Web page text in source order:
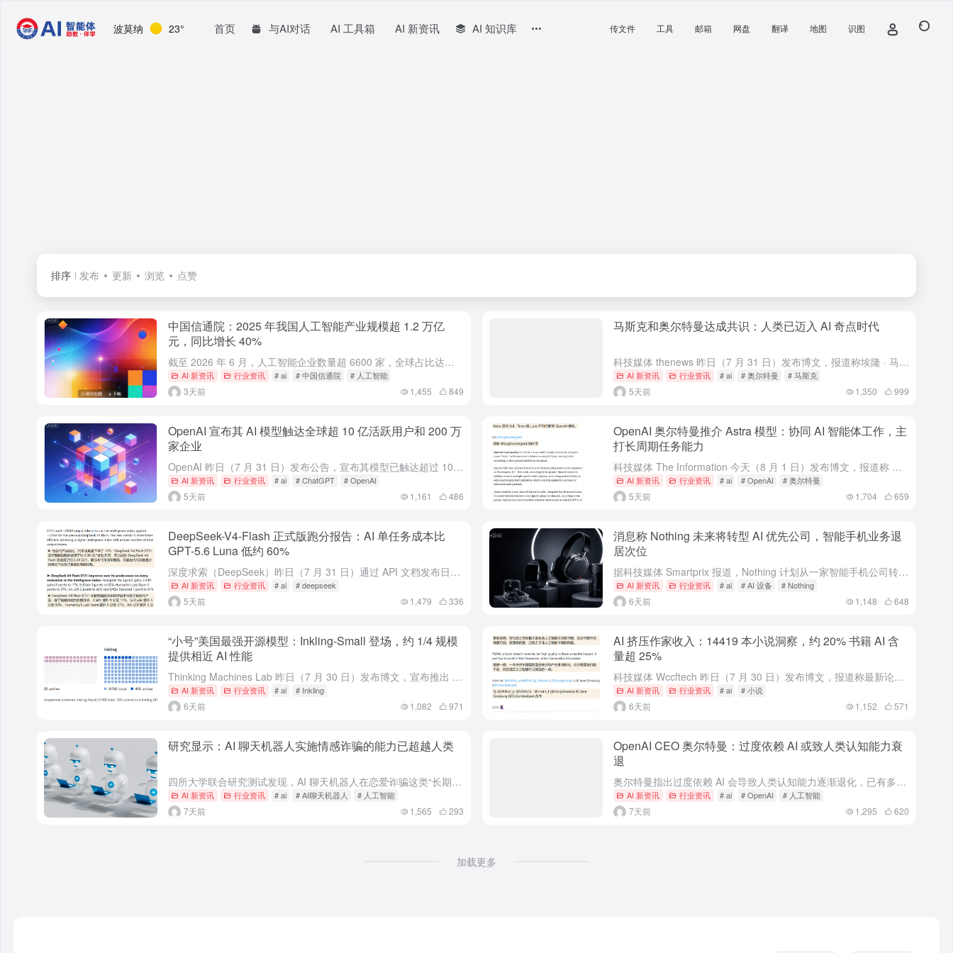
波莫纳 23° 首页 与AI对话 AI 工具箱 AI 新资讯 AI 知识库 传文件 工具 邮箱 网盘 翻译 地图 识图
ai
排序 发布 更新 浏览 点赞
中国信通院：2025 年我国人工智能产业规模超 1.2 万亿
元，同比增长 40%
截至 2026 年 6 月，人工智能企业数量超 6600 家，全球占比达到 15%，已形成覆盖基础底座、模型框架、行业应用的完整产业体系。
AI 新资讯 行业资讯 # ai # 中国信通院 # 人工智能
3天前 1,455 849
马斯克和奥尔特曼达成共识：人类已迈入 AI 奇点时代
科技媒体 thenews 昨日（7 月 31 日）发布博文，报道称埃隆 · 马斯克（Elon Musk）和萨姆 · 奥尔特曼（Sam Altman）在 AI 奇点（singular...
AI 新资讯 行业资讯 # ai # 奥尔特曼 # 马斯克
5天前 1,350 999
OpenAI 宣布其 AI 模型触达全球超 10 亿活跃用户和 200 万
家企业
OpenAI 昨日（7 月 31 日）发布公告，宣布其模型已触达超过 10 亿活跃用户和超过 200 万家企业。
AI 新资讯 行业资讯 # ai # ChatGPT # OpenAI
5天前 1,161 486
OpenAI 奥尔特曼推介 Astra 模型：协同 AI 智能体工作，主
打长周期任务能力
科技媒体 The Information 今天（8 月 1 日）发布博文，报道称 OpenAI 首席执行官萨姆 · 奥尔特曼（Sam Altman）本周在美国国会山展示名为 Astra 的全...
AI 新资讯 行业资讯 # ai # OpenAI # 奥尔特曼
5天前 1,704 659
DeepSeek-V4-Flash 正式版跑分报告：AI 单任务成本比
GPT-5.6 Luna 低约 60%
深度求索（DeepSeek）昨日（7 月 31 日）通过 API 文档发布日志，宣布 DeepSeek-V4-Flash 正式版 API 上线公测。@ArtificialAnlys、@arena 等 ...
AI 新资讯 行业资讯 # ai # deepseek
5天前 1,479 336
消息称 Nothing 未来将转型 AI 优先公司，智能手机业务退
居次位
据科技媒体 Smartprix 报道，Nothing 计划从一家智能手机公司转型为 AI 优先公司，并已获得创始人裴宇支持。公司计划在今年 9 月启动第一阶段，推出一系列 AI 音频、可穿戴设备，包括...
AI 新资讯 行业资讯 # ai # AI 设备 # Nothing
6天前 1,148 648
“小号”美国最强开源模型：Inkling-Small 登场，约 1/4 规模
提供相近 AI 性能
Thinking Machines Lab 昨日（7 月 30 日）发布博文，宣布推出 Inkling-Small 模型，其性能媲美 Inkling，但规模降低至约四分之一。
AI 新资讯 行业资讯 # ai # Inkling
6天前 1,082 971
AI 挤压作家收入：14419 本小说洞察，约 20% 书籍 AI 含
量超 25%
科技媒体 Wccftech 昨日（7 月 30 日）发布博文，报道称最新论文指出，在畅销自出版类型小说中，约有 33% 含有 AI 生成内容。
AI 新资讯 行业资讯 # ai # 小说
6天前 1,152 571
研究显示：AI 聊天机器人实施情感诈骗的能力已超越人类
四所大学联合研究测试发现，AI 聊天机器人在恋爱诈骗这类“长期骗局”中，获取受害者信任的效果远超人类，同意诈骗请求的比例接近一半。#AI诈骗#
AI 新资讯 行业资讯 # ai # AI聊天机器人 # 人工智能
7天前 1,565 293
OpenAI CEO 奥尔特曼：过度依赖 AI 或致人类认知能力衰
退
奥尔特曼指出过度依赖 AI 会导致人类认知能力逐渐退化，已有多位研究者发出同类警告，不过他本人仍对 AI 的未来发展持积极态度。#人工智能#
AI 新资讯 行业资讯 # ai # OpenAI # 人工智能
7天前 1,295 620
加载更多